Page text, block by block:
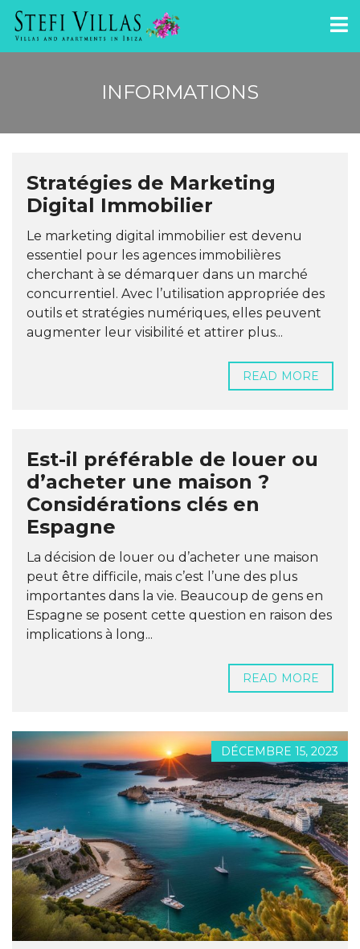
INFORMATIONS
Stratégies de Marketing
Digital Immobilier
Le marketing digital immobilier est devenu
essentiel pour les agences immobilières
cherchant à se démarquer dans un marché
concurrentiel. Avec l’utilisation appropriée des
outils et stratégies numériques, elles peuvent
augmenter leur visibilité et attirer plus...
READ MORE
Est-il préférable de louer ou
d’acheter une maison ?
Considérations clés en
Espagne
La décision de louer ou d’acheter une maison
peut être difficile, mais c’est l’une des plus
importantes dans la vie. Beaucoup de gens en
Espagne se posent cette question en raison des
implications à long...
READ MORE
DÉCEMBRE 15, 2023